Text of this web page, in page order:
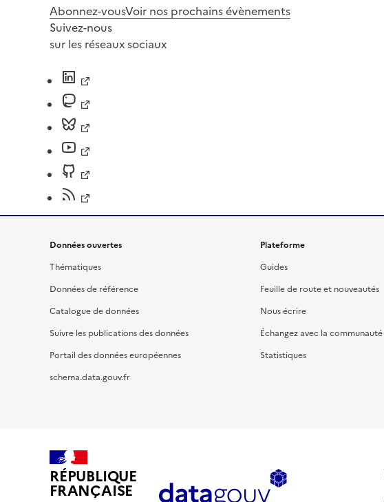
Abonnez-vousVoir nos prochains évènements
Suivez-nous
sur les réseaux sociaux
Données ouvertes
Thématiques
Données de référence
Catalogue de données
Suivre les publications des données
Portail des données européennes
schema.data.gouv.fr
Plateforme
Guides
Feuille de route et nouveautés
Nous écrire
Échangez avec la communauté
Statistiques
RÉPUBLIQUE
FRANÇAISE